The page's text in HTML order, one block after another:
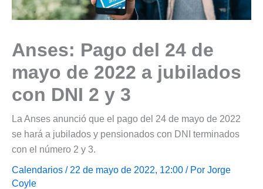
Anses: Pago del 24 de
mayo de 2022 a jubilados
con DNI 2 y 3
La Anses anunció que el pago del 24 de mayo de 2022
se hará a jubilados y pensionados con DNI terminados
con el número 2 y 3.
Calendarios / 22 de mayo de 2022, 12:00 / Por Jorge
Coyle